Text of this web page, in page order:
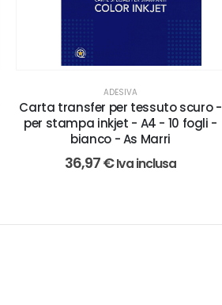
ADESIVA
Carta transfer per tessuto scuro -
per stampa inkjet - A4 - 10 fogli -
bianco - As Marri
36,97€Iva inclusa